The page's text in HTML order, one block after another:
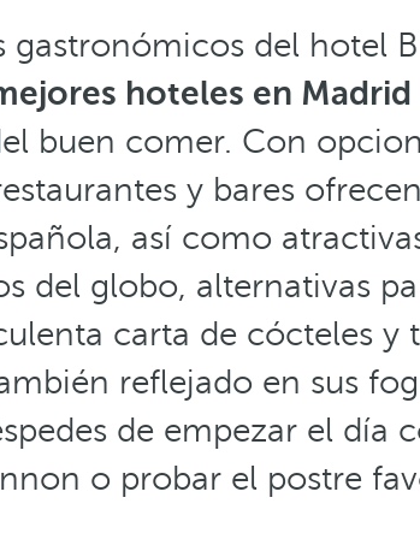
gastronómicos del hotel
hoteles en
buen comer. Con
y bares
así como
del globo, alternativas
carta de cócteles y
reflejado en sus
de empezar el día
o probar el postre